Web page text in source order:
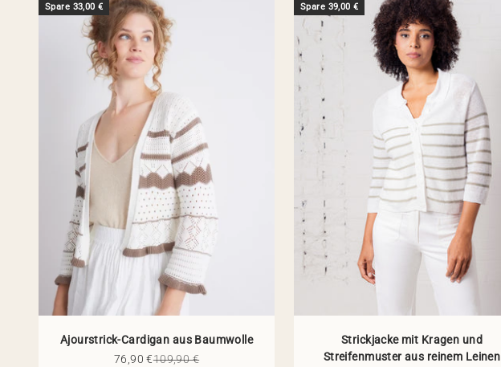
Spare 33,00 €
Ajourstrick-Cardigan aus Baumwolle
Angebot
76,90 €Regulärer Preis
109,90 €
Spare 39,00 €
Strickjacke mit Kragen und
Streifenmuster aus reinem Leinen